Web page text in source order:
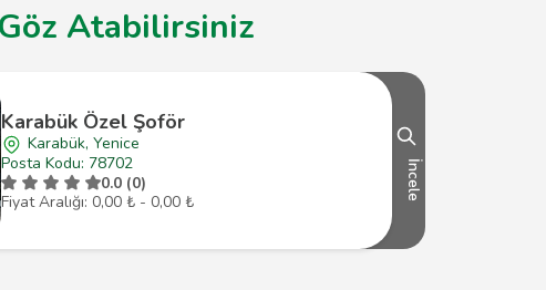
Atabilirsiniz
Karabük Özel Şoför
Karabük, Yenice
Posta Kodu: 78702
0.0 (0)
Fiyat Aralığı: 0,00 ₺ - 0,00 ₺
İncele